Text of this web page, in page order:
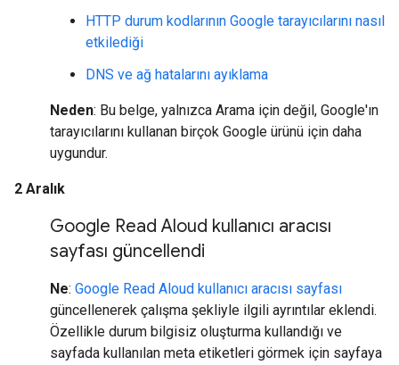
HTTP durum kodlarının Google tarayıcılarını nasıl
etkilediği
DNS ve ağ hatalarını ayıklama
Neden: Bu belge, yalnızca Arama için değil, Google'ın
tarayıcılarını kullanan birçok Google ürünü için daha
uygundur.
2 Aralık
Google Read Aloud kullanıcı aracısı
sayfası güncellendi
Ne: Google Read Aloud kullanıcı aracısı sayfası
güncellenerek çalışma şekliyle ilgili ayrıntılar eklendi.
Özellikle durum bilgisiz oluşturma kullandığı ve
sayfada kullanılan meta etiketleri görmek için sayfaya